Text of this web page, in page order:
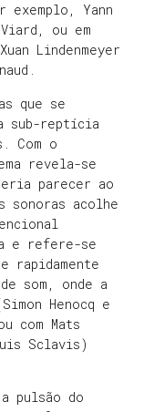
exemplo, Yann
ou em
Lindenmeyer
que se
sub-reptícia
Com o
revela-se
parecer ao
sonoras acolhe
e refere-se
rapidamente
de som, onde a
Henocq e
com Mats
Sclavis)
pulsão do